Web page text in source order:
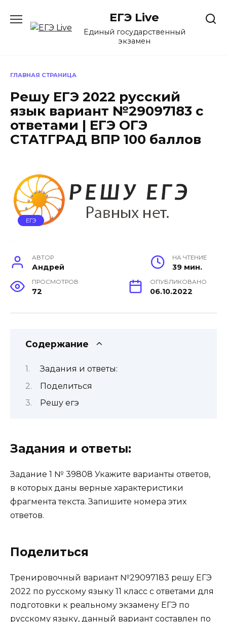
содержанию
ЕГЭ Live
Единый государственный
экзамен
ГЛАВНАЯ СТРАНИЦА
Решу ЕГЭ 2022 русский
язык вариант №29097183 с
ответами | ЕГЭ ОГЭ
СТАТГРАД ВПР 100 баллов
ЕГЭ
АВТОР
Андрей
НА ЧТЕНИЕ
39 мин.
ПРОСМОТРОВ
72
ОПУБЛИКОВАНО
06.10.2022
Содержание
Задания и ответы:
Поделиться
Решу егэ
Задания и ответы:
Задание 1 № 39808 Укажите варианты ответов,
в которых даны верные характеристики
фрагмента текста. Запишите номера этих
ответов.
Поделиться
Тренировочный вариант №29097183 решу ЕГЭ
2022 по русскому языку 11 класс с ответами для
подготовки к реальному экзамену ЕГЭ по
русскому языку, данный вариант составлен по